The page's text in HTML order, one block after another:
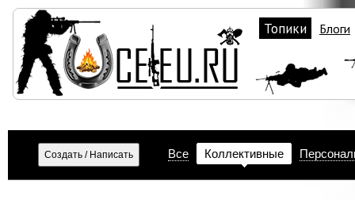
Топики Блоги
Все Коллективные